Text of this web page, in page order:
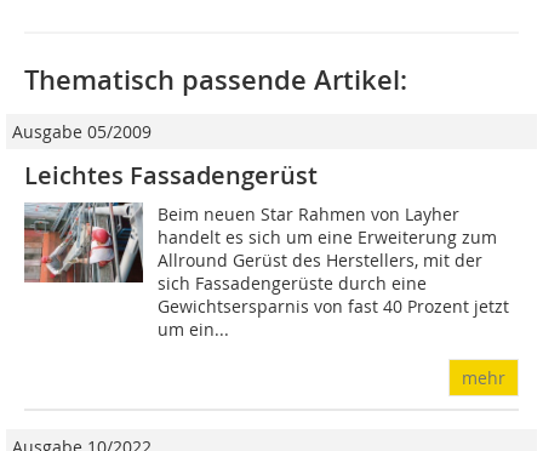
Thematisch passende Artikel:
Ausgabe 05/2009
Leichtes Fassadengerüst
Beim neuen Star Rahmen von Layher
handelt es sich um eine Erweiterung zum
Allround Gerüst des Herstellers, mit der
sich Fassadengerüste durch eine
Gewichtsersparnis von fast 40 Prozent jetzt
um ein...
mehr